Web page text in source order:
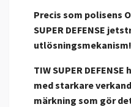
Precis som polisens
SUPER DEFENSE
utlösningsmekanism!
TIW SUPER
med starkare
märkning som gör